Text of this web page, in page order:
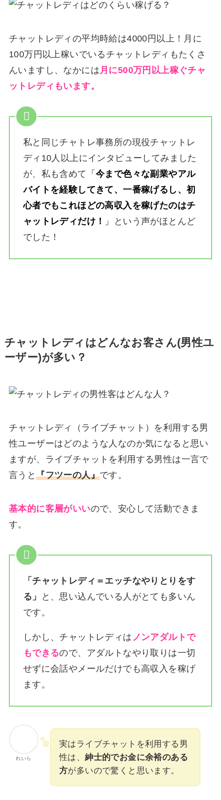
チャットレディの平均時給は4000円以上！月に
100万円以上稼いでいるチャットレディもたくさ
んいますし、なかには 月に500万円以上稼ぐチャ
ットレディもいます。
私と同じチャトレ事務所の現役チャットレ
ディ10人以上にインタビューしてみました
が、私も含めて
「今まで色々な副業やアル
バイトを経験してきて、一番稼げるし、初
心者でもこれほどの高収入を稼げたのはチ
ャットレディだけ！
」
という声がほとんど
でした！
チャットレディはどんなお客さん(男性ユ
ーザー)が多い？
チャットレディ（ライブチャット）を利用する男
性ユーザーはどのような人なのか気になると思い
ますが、ライブチャットを利用する男性は一言で
言うと『フツーの人』です。
基本的に客層がいいので、安心して活動できま
す。
「チャットレディ＝エッチなやりとりをす
る」
と、思い込んでいる人がとても多いん
です。
しかし、チャットレディは ノンアダルトで
もできるので、アダルトなやり取りは一切
せずに会話やメールだけでも高収入を稼げ
ます。
れいら
実はライブチャットを利用する男
性は、紳士的でお金に余裕のある
方が多いので驚くと思います。